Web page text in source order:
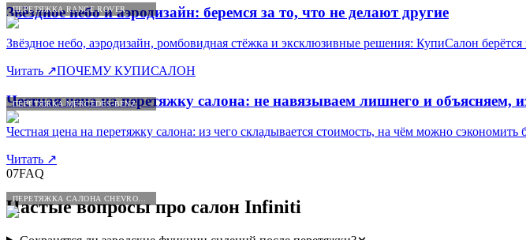
ПЕРЕТЯЖКА RANGE ROVER
ПЕРЕТЯЖКА MERCEDES-BENZ
Звёздное небо и аэродизайн: беремся за то, что не делают другие
Звёздное небо, аэродизайн, ромбовидная стёжка и эксклюзивные решения: КупиСалон
Читать ↗ПОЧЕМУ КУПИСАЛОН
Честная цена на перетяжку салона: не навязываем лишнего и объясняем,
Честная цена на перетяжку салона: из чего складывается стоимость, на чём можно
Читать ↗
07FAQ
Частые вопросы про салон Infiniti